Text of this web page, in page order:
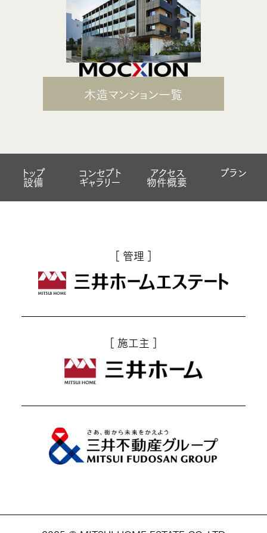
木造マンション一覧
トップ コンセプト アクセス プラン
設備 ギャラリー 物件概要
［ 管理 ］
［ 施工主 ］